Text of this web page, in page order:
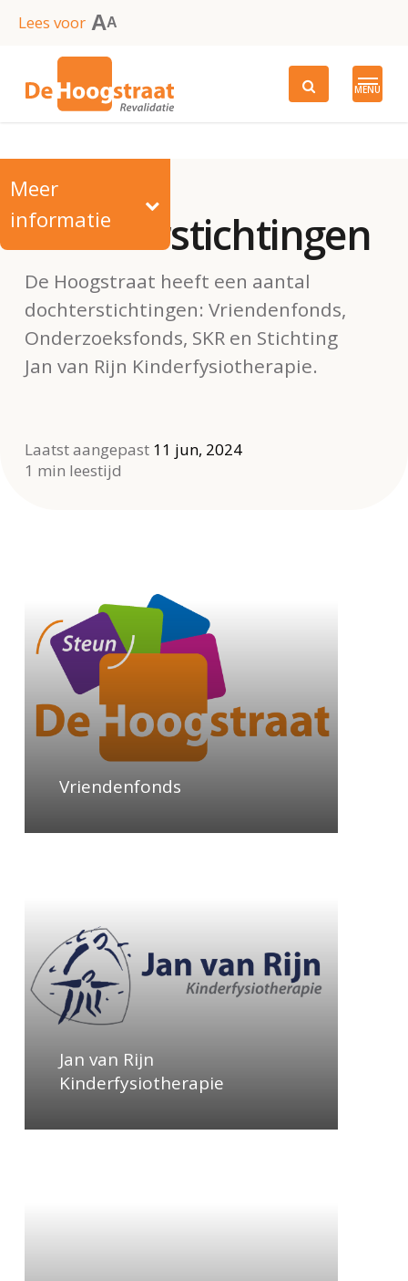
SkipLees voor AA
MENU
Meer
informatie
Dochterstichtingen
De Hoogstraat heeft een aantal
dochterstichtingen: Vriendenfonds,
Onderzoeksfonds, SKR en Stichting
Jan van Rijn Kinderfysiotherapie.
Laatst aangepast 11 jun, 2024
1 min leestijd
Vriendenfonds
Jan van Rijn
Kinderfysiotherapie